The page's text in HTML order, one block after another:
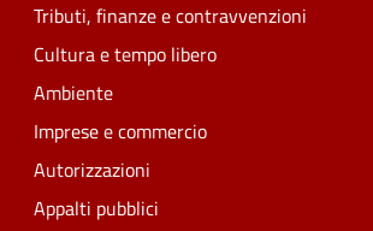
Tributi, finanze e contravvenzioni
Cultura e tempo libero
Ambiente
Imprese e commercio
Autorizzazioni
Appalti pubblici